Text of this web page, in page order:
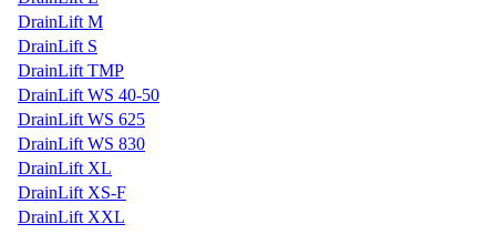
DrainLift M
DrainLift S
DrainLift TMP
DrainLift WS 40-50
DrainLift WS 625
DrainLift WS 830
DrainLift XL
DrainLift XS-F
DrainLift XXL